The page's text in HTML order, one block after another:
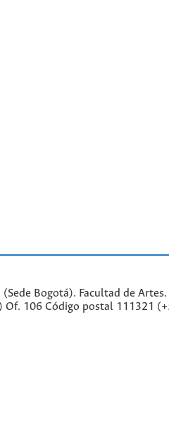
Bogotá). Facultad de
Of. 106 Código postal 111321